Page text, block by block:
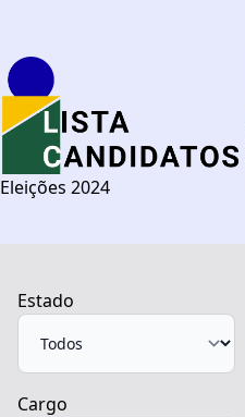
Eleições 2024
Estado
Cargo